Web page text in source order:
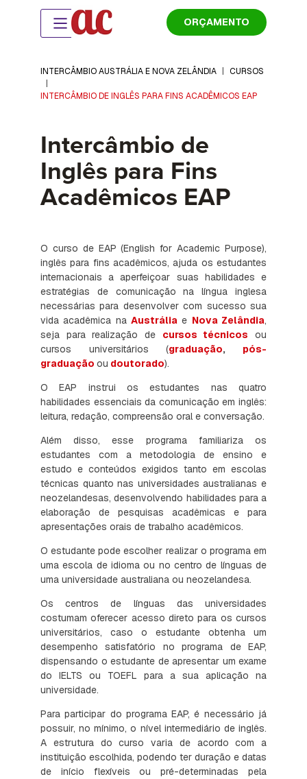
ORÇAMENTO
INTERCÂMBIO AUSTRÁLIA E NOVA ZELÂNDIA
CURSOS
INTERCÂMBIO DE INGLÊS PARA FINS ACADÊMICOS EAP
Intercâmbio de
Inglês para Fins
Acadêmicos EAP
O curso de EAP (English for Academic Purpose),
inglês para fins acadêmicos, ajuda os estudantes
internacionais a aperfeiçoar suas habilidades e
estratégias de comunicação na língua inglesa
necessárias para desenvolver com sucesso sua
vida acadêmica na Austrália e Nova Zelândia,
seja para realização de cursos técnicos ou
cursos universitários (graduação, pós-
graduação ou doutorado).
O EAP instrui os estudantes nas quatro
habilidades essenciais da comunicação em inglês:
leitura, redação, compreensão oral e conversação.
Além disso, esse programa familiariza os
estudantes com a metodologia de ensino e
estudo e conteúdos exigidos tanto em escolas
técnicas quanto nas universidades australianas e
neozelandesas, desenvolvendo habilidades para a
elaboração de pesquisas acadêmicas e para
apresentações orais de trabalho acadêmicos.
O estudante pode escolher realizar o programa em
uma escola de idioma ou no centro de línguas de
uma universidade australiana ou neozelandesa.
Os centros de línguas das universidades
costumam oferecer acesso direto para os cursos
universitários, caso o estudante obtenha um
desempenho satisfatório no programa de EAP,
dispensando o estudante de apresentar um exame
do IELTS ou TOEFL para a sua aplicação na
universidade.
Para participar do programa EAP, é necessário já
possuir, no mínimo, o nível intermediário de inglês.
A estrutura do curso varia de acordo com a
instituição escolhida, podendo ter duração e datas
de início flexíveis ou pré-determinadas pela